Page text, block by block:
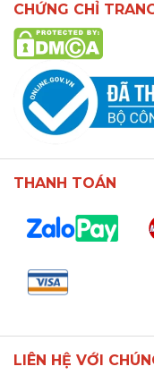
CHỨNG CHỈ
THANH TOÁN
LIÊN HỆ VỚI